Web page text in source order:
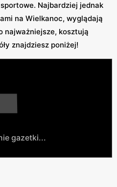
Najbardziej jednak
na Wielkanoc, wyglądają
najważniejsze, kosztują
znajdziesz poniżej!
gazetki...